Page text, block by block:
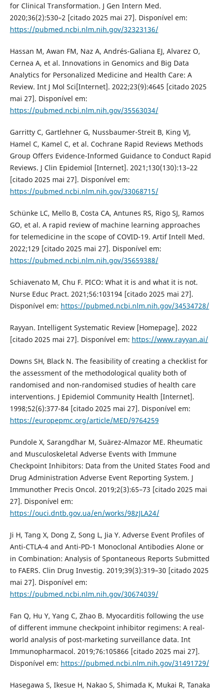
for Clinical Transformation. J Gen Intern Med.
2020;36(2):530–2 [citado 2025 mai 27]. Disponível em:
https://pubmed.ncbi.nlm.nih.gov/32323136/
Hassan M, Awan FM, Naz A, Andrés-Galiana EJ, Alvarez O,
Cernea A, et al. Innovations in Genomics and Big Data
Analytics for Personalized Medicine and Health Care: A
Review. Int J Mol Sci[Internet]. 2022;23(9):4645 [citado 2025
mai 27]. Disponível em:
https://pubmed.ncbi.nlm.nih.gov/35563034/
Garritty C, Gartlehner G, Nussbaumer-Streit B, King VJ,
Hamel C, Kamel C, et al. Cochrane Rapid Reviews Methods
Group Offers Evidence-Informed Guidance to Conduct Rapid
Reviews. J Clin Epidemiol [Internet]. 2021;130(130):13–22
[citado 2025 mai 27]. Disponível em:
https://pubmed.ncbi.nlm.nih.gov/33068715/
Schünke LC, Mello B, Costa CA, Antunes RS, Rigo SJ, Ramos
GO, et al. A rapid review of machine learning approaches
for telemedicine in the scope of COVID-19. Artif Intell Med.
2022;129 [citado 2025 mai 27]. Disponível em:
https://pubmed.ncbi.nlm.nih.gov/35659388/
Schiavenato M, Chu F. PICO: What it is and what it is not.
Nurse Educ Pract. 2021;56:103194 [citado 2025 mai 27].
Disponível em: https://pubmed.ncbi.nlm.nih.gov/34534728/
Rayyan. Intelligent Systematic Review [Homepage]. 2022
[citado 2025 mai 27]. Disponível em: https://www.rayyan.ai/
Downs SH, Black N. The feasibility of creating a checklist for
the assessment of the methodological quality both of
randomised and non-randomised studies of health care
interventions. J Epidemiol Community Health [Internet].
1998;52(6):377-84 [citado 2025 mai 27]. Disponível em:
https://europepmc.org/article/MED/9764259
Pundole X, Sarangdhar M, Suärez-Almazor ME. Rheumatic
and Musculoskeletal Adverse Events with Immune
Checkpoint Inhibitors: Data from the United States Food and
Drug Administration Adverse Event Reporting System. J
Immunother Precis Oncol. 2019;2(3):65–73 [citado 2025 mai
27]. Disponível em:
https://ouci.dntb.gov.ua/en/works/98zJLA24/
Ji H, Tang X, Dong Z, Song L, Jia Y. Adverse Event Profiles of
Anti-CTLA-4 and Anti-PD-1 Monoclonal Antibodies Alone or
in Combination: Analysis of Spontaneous Reports Submitted
to FAERS. Clin Drug Investig. 2019;39(3):319–30 [citado 2025
mai 27]. Disponível em:
https://pubmed.ncbi.nlm.nih.gov/30674039/
Fan Q, Hu Y, Yang C, Zhao B. Myocarditis following the use
of different immune checkpoint inhibitor regimens: A real-
world analysis of post-marketing surveillance data. Int
Immunopharmacol. 2019;76:105866 [citado 2025 mai 27].
Disponível em: https://pubmed.ncbi.nlm.nih.gov/31491729/
Hasegawa S, Ikesue H, Nakao S, Shimada K, Mukai R, Tanaka